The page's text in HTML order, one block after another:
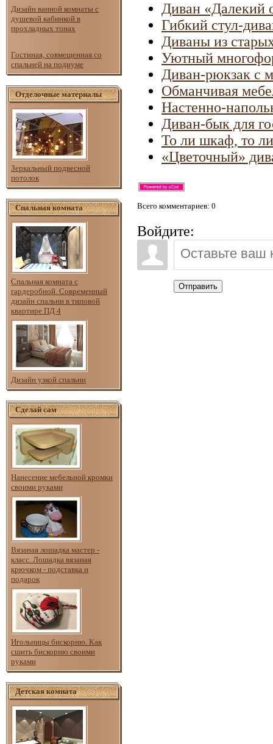
Дизайн ванной комнаты с
душевой кабинкой в
прохладных тонах
Гостиная, совмещенная со
спальней на подиуме
Отделочные материалы
Зеркальный подвесной
потолок
Спальная комната
Спальная комната с
гардеробной. Современный
дизайн спальни в типовой
квартире ПД 4
Дизайн узкой спальни
Сделай сам
Нанесение мебельной кромки
своими руками
Вязаная лошадка мастер -
класс. Лошадка вязаная
крючком - подставка и
подарок
Игольницы бискорню. Как
сшить бискорню своими
руками
Детская комната
Диван «Далекий
Гибкий стул-
Диваны из
Уютный
Диван-рюкзак с
Обманчивая
Настенно-
Диван-бык для
То ли шкаф, то
«Цветочный»
Всего комментариев: 0
Войдите:
Отправить